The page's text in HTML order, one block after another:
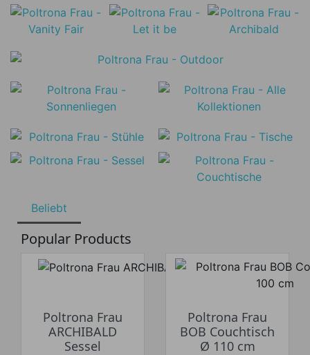
Beliebt
Popular Products
Poltrona Frau
ARCHIBALD
Sessel
Poltrona Frau
BOB Couchtisch
Ø 110 cm